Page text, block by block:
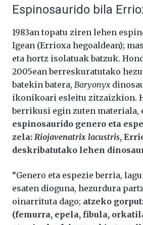
Espinosaurido bila
1983an topatu ziren lehen
Igean (Errioxa hegoaldean);
eta hortz isolatuak batzuk.
2005ean berreskuratutako
batekin batera, Baryonyx
ikonikoari esleitu zitzaizkion.
berrikusi egin zuten materiala,
espinosaurido genero eta
zela: Riojavenatrix lacustris,
deskribatutako lehen
“Genero eta espezie berria,
esaten dioguna, hezurdura
oinarrituta dago; atzeko
(femurra, epela, fibula,